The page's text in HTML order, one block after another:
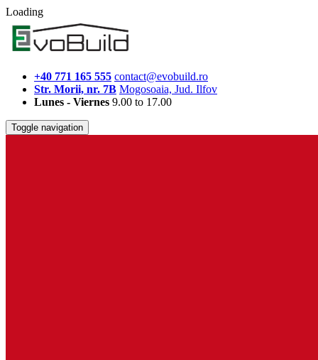
Loading
+40 771 165 555 contact@evobuild.ro
Str. Morii, nr. 7B Mogosoaia, Jud. Ilfov
Lunes - Viernes 9.00 to 17.00
Toggle navigation